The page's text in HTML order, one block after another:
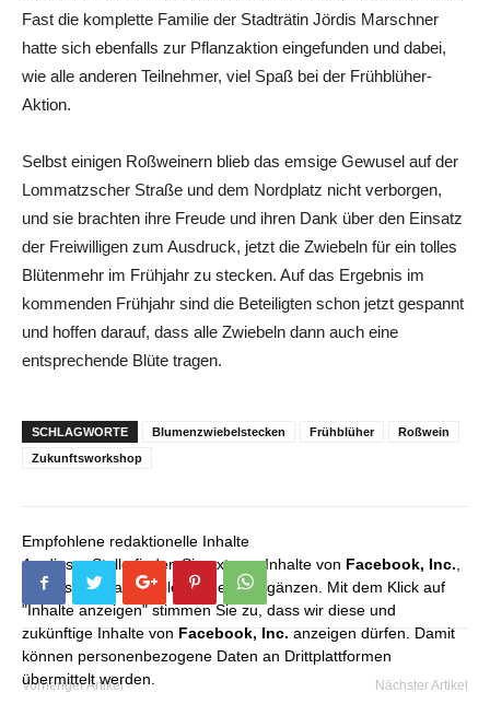
Fast die komplette Familie der Stadträtin Jördis Marschner
hatte sich ebenfalls zur Pflanzaktion eingefunden und dabei,
wie alle anderen Teilnehmer, viel Spaß bei der Frühblüher-
Aktion.
Selbst einigen Roßweinern blieb das emsige Gewusel auf der
Lommatzscher Straße und dem Nordplatz nicht verborgen,
und sie brachten ihre Freude und ihren Dank über den Einsatz
der Freiwilligen zum Ausdruck, jetzt die Zwiebeln für ein tolles
Blütenmehr im Frühjahr zu stecken. Auf das Ergebnis im
kommenden Frühjahr sind die Beteiligten schon jetzt gespannt
und hoffen darauf, dass alle Zwiebeln dann auch eine
entsprechende Blüte tragen.
SCHLAGWORTE Blumenzwiebelstecken Frühblüher
Roßwein
Zukunftsworkshop
Empfohlene redaktionelle Inhalte
An dieser Stelle finden Sie externe Inhalte von Facebook, Inc.
die unser redaktionelles Angebot ergänzen. Mit dem Klick auf
"Inhalte anzeigen" stimmen Sie zu, dass wir diese und
zukünftige Inhalte von Facebook, Inc. anzeigen dürfen. Damit
können personenbezogene Daten an Drittplattformen
übermittelt werden.
Vorheriger Artikel Nächster Artikel